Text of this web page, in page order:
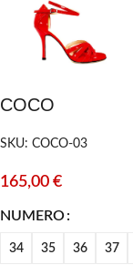
COCO
SKU: COCO-03
165,00 €
NUMERO
34 35 36 37